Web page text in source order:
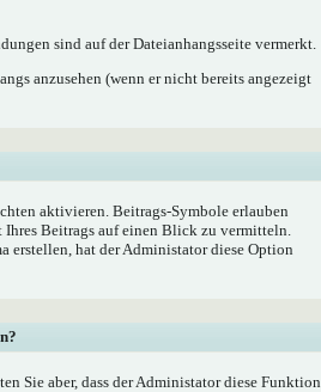
sind auf der Dateianhangsseite vermerkt.
anzusehen (wenn er nicht bereits angezeigt
aktivieren. Beitrags-Symbole erlauben
Ihres Beitrags auf einen Blick zu vermitteln.
erstellen, hat der Administator diese Option
Sie aber, dass der Administator diese Funktion